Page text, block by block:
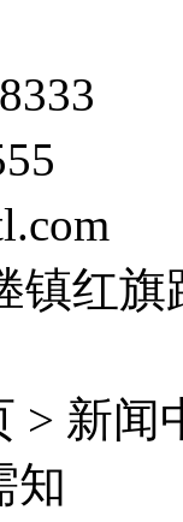
镇红旗
> 新闻
知